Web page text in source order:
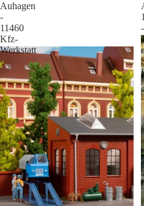
Auhagen
-
11460
Kfz-
Werkstatt
-